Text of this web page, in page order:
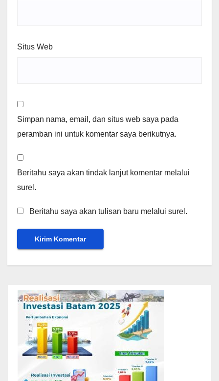
Situs Web
Simpan nama, email, dan situs web saya pada
peramban ini untuk komentar saya berikutnya.
Beritahu saya akan tindak lanjut komentar melalui
surel.
Beritahu saya akan tulisan baru melalui surel.